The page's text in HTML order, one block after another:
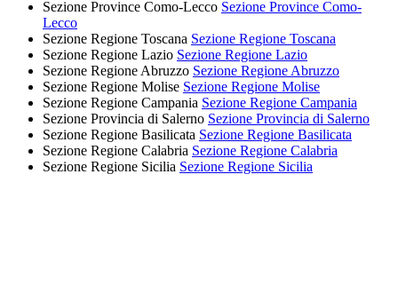
Sezione Province Como-Lecco Sezione Province Como-
Lecco
Sezione Regione Toscana Sezione Regione Toscana
Sezione Regione Lazio Sezione Regione Lazio
Sezione Regione Abruzzo Sezione Regione Abruzzo
Sezione Regione Molise Sezione Regione Molise
Sezione Regione Campania Sezione Regione Campania
Sezione Provincia di Salerno Sezione Provincia di Salerno
Sezione Regione Basilicata Sezione Regione Basilicata
Sezione Regione Calabria Sezione Regione Calabria
Sezione Regione Sicilia Sezione Regione Sicilia